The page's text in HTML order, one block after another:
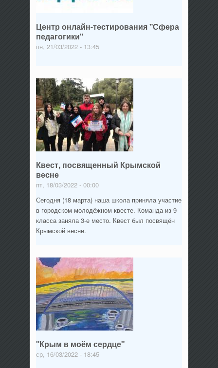
Центр онлайн-тестирования "Сфера
педагогики"
пн, 21/03/2022 - 13:45
Квест, посвященный Крымской
весне
пт, 18/03/2022 - 00:00
Сегодня (18 марта) наша школа приняла участие
в городском молодёжном квесте. Команда из 9
класса заняла 3-е место. Квест был посвящён
Крымской весне.
"Крым в моём сердце"
ср, 16/03/2022 - 18:45